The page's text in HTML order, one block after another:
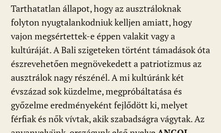
Tarthatatlan állapot, hogy az ausztráloknak
folyton nyugtalankodniuk kelljen amiatt, hogy
vajon megsértettek-e éppen valakit vagy a
kultúráját. A Bali szigeteken történt támadások óta
észrevehetően megnövekedett a patriotizmus az
ausztrálok nagy részénél. A mi kultúránk két
évszázad sok küzdelme, megpróbáltatása és
győzelme eredményeként fejlődött ki, melyet
férfiak és nők vívtak, akik szabadságra vágytak. Az